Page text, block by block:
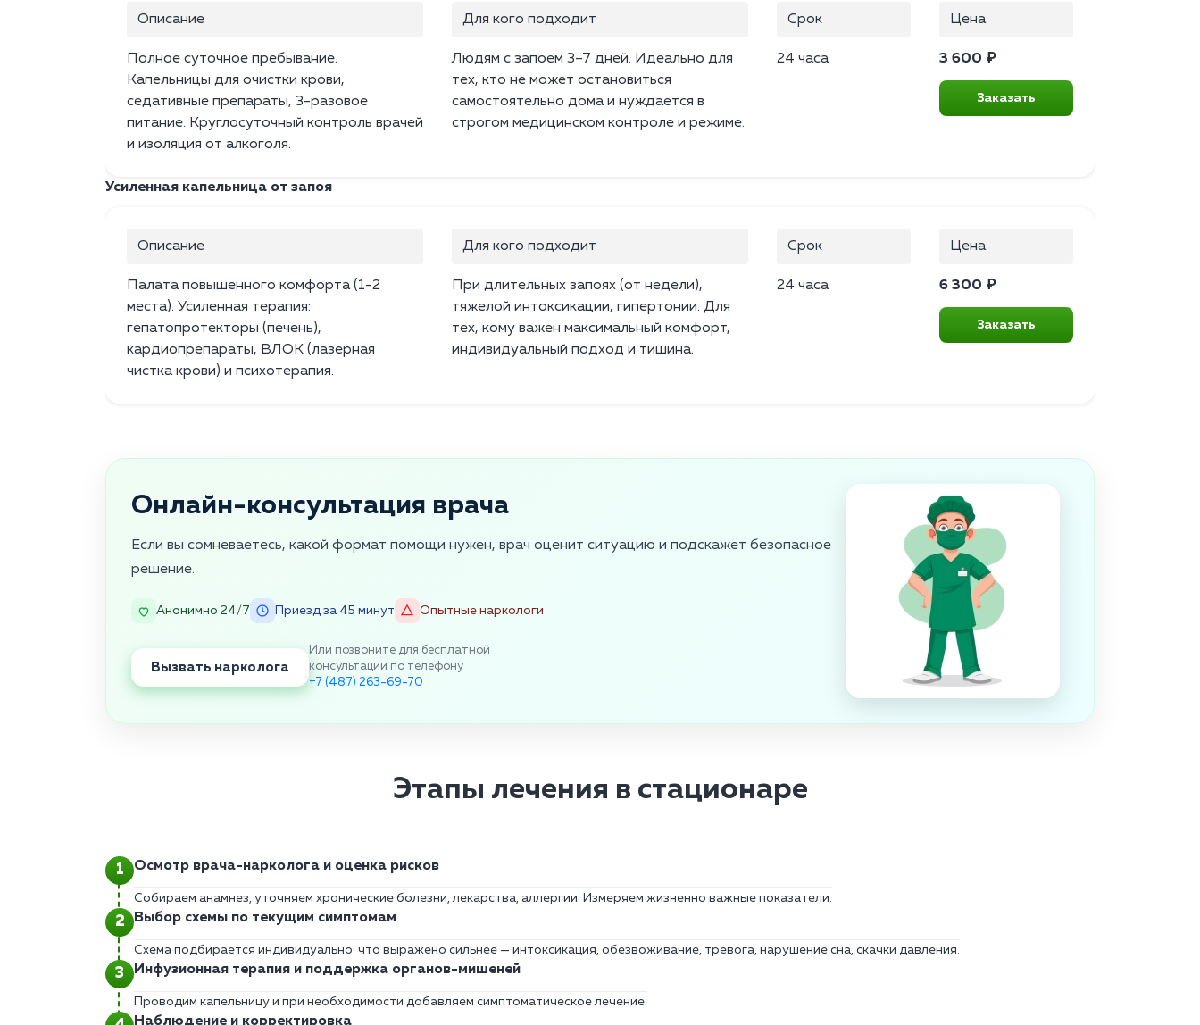
Описание
Полное суточное пребывание.
Капельницы для очистки крови,
седативные препараты, 3-разовое
питание. Круглосуточный контроль врачей
и изоляция от алкоголя.
Для кого подходит
Людям с запоем 3–7 дней. Идеально для
тех, кто не может остановиться
самостоятельно дома и нуждается в
строгом медицинском контроле и режиме.
Срок
24 часа
Цена
3 600 ₽
Заказать
Усиленная капельница от запоя
Описание
Палата повышенного комфорта (1-2
места). Усиленная терапия:
гепатопротекторы (печень),
кардиопрепараты, ВЛОК (лазерная
чистка крови) и психотерапия.
Для кого подходит
При длительных запоях (от недели),
тяжелой интоксикации, гипертонии. Для
тех, кому важен максимальный комфорт,
индивидуальный подход и тишина.
Срок
24 часа
Цена
6 300 ₽
Заказать
Онлайн-консультация врача
Если вы сомневаетесь, какой формат помощи нужен, врач оценит ситуацию и подскажет безопасное
решение.
Анонимно 24/7 Приезд за 45 минут Опытные наркологи
Вызвать нарколога
Или позвоните для бесплатной
консультации по телефону
+7 (487) 263-69-70
Этапы лечения в стационаре
Осмотр врача-нарколога и оценка рисков
Собираем анамнез, уточняем хронические болезни, лекарства, аллергии. Измеряем жизненно важные показатели.
Выбор схемы по текущим симптомам
Схема подбирается индивидуально: что выражено сильнее — интоксикация, обезвоживание, тревога, нарушение сна, скачки давления.
Инфузионная терапия и поддержка органов-мишеней
Проводим капельницу и при необходимости добавляем симптоматическое лечение.
Наблюдение и корректировка